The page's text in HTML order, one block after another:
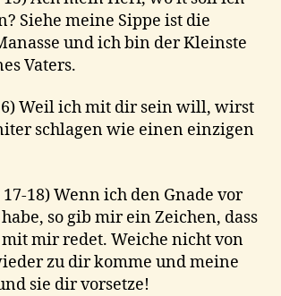
Siehe meine Sippe ist die
und ich bin der Kleinste
Vaters.
Weil ich mit dir sein will, wirst
schlagen wie einen einzigen
17-18) Wenn ich den Gnade vor
so gib mir ein Zeichen, dass
mit mir redet. Weiche nicht von
zu dir komme und meine
sie dir vorsetze!